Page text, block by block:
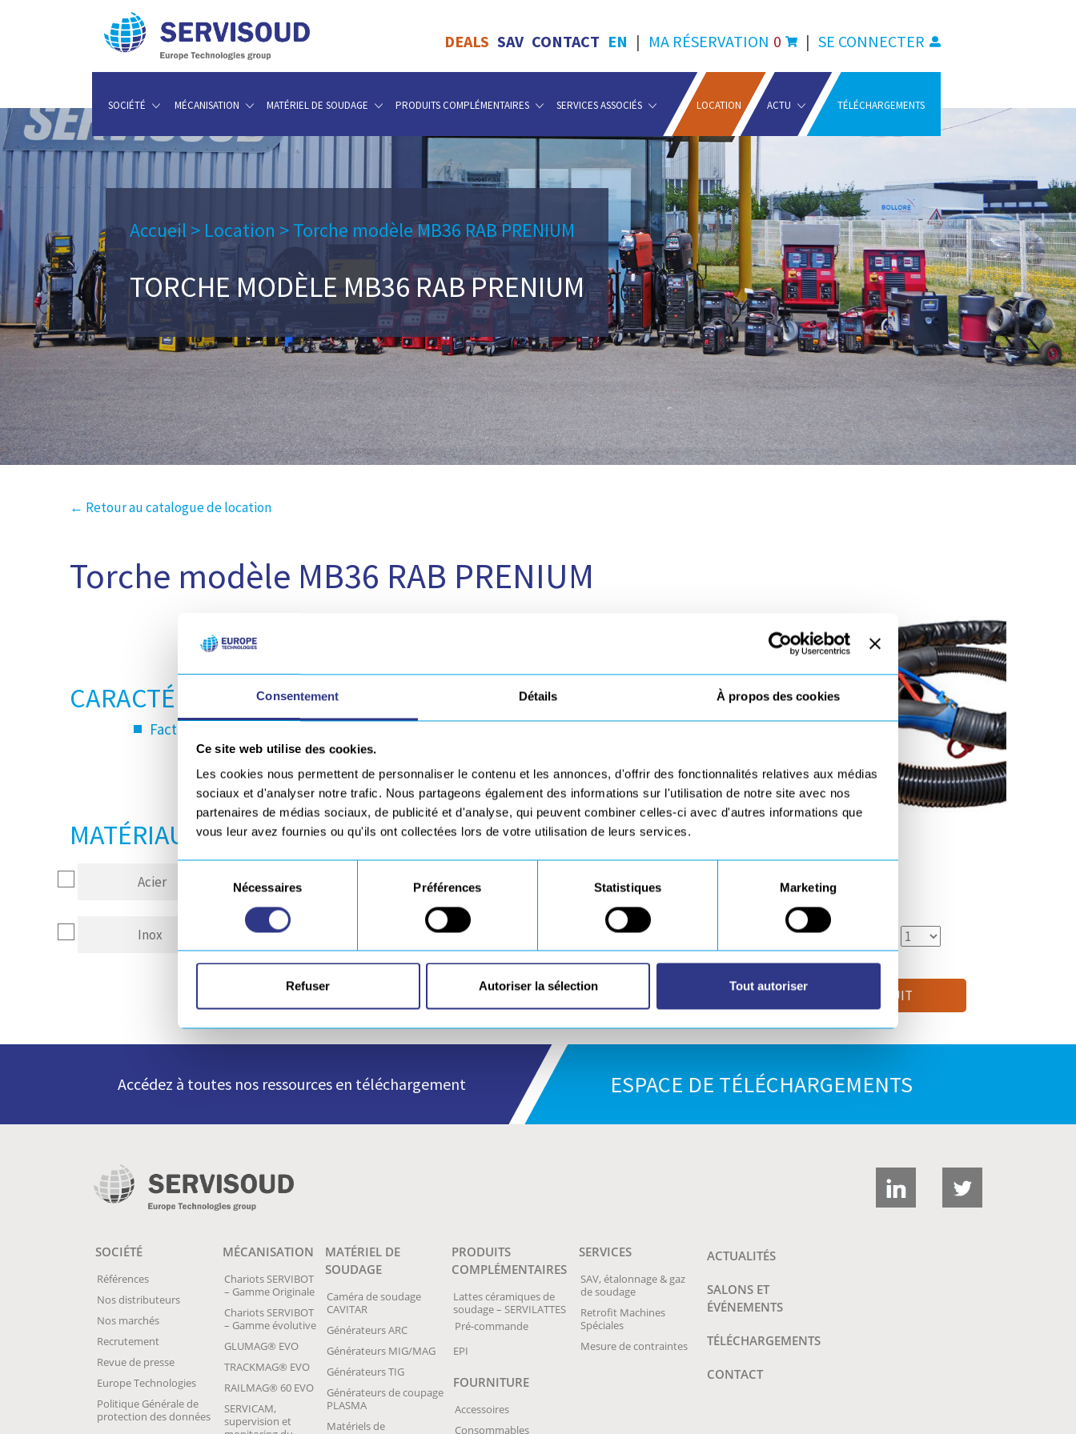
Consentement Détails À propos des cookies
Ce site web utilise des cookies.
Les cookies nous permettent de personnaliser le contenu et les annonces, d'offrir des fonctionnalités relatives aux médias
sociaux et d'analyser notre trafic. Nous partageons également des informations sur l'utilisation de notre site avec nos
partenaires de médias sociaux, de publicité et d'analyse, qui peuvent combiner celles-ci avec d'autres informations que
vous leur avez fournies ou qu'ils ont collectées lors de votre utilisation de leurs services.
consentement
Nécessaires Préférences Statistiques Marketing
Refuser Autoriser la sélection Tout autoriser
EN
DEALS SAV CONTACT | MA RÉSERVATION 0 | SE CONNECTER
SOCIÉTÉ MÉCANISATION MATÉRIEL DE SOUDAGE PRODUITS COMPLÉMENTAIRES SERVICES ASSOCIÉS LOCATION ACTU TÉLÉCHARGEMENTS
Accueil> Location >Torche modèle MB36 RAB PRENIUM
TORCHE MODÈLE MB36 RAB PRENIUM
← Retour au catalogue de location
Torche modèle MB36 RAB PRENIUM
Quantité selectionnée :
LOUER CE PRODUIT
CARACTÉRISTIQUES
Facteur de marche :
MATÉRIAUX SOUDABLES
Acier
Inox
Accédez à toutes nos ressources en téléchargement ESPACE DE TÉLÉCHARGEMENTS
SOCIÉTÉ
Références
Nos distributeurs
Nos marchés
Recrutement
Revue de presse
Europe Technologies
Politique Générale de
protection des données
MÉCANISATION
Chariots SERVIBOT
– Gamme Originale
Chariots SERVIBOT
– Gamme évolutive
GLUMAG® EVO
TRACKMAG® EVO
RAILMAG® 60 EVO
SERVICAM,
supervision et
MATÉRIEL DE
SOUDAGE
Caméra de soudage
CAVITAR
Générateurs ARC
Générateurs MIG/MAG
Générateurs TIG
Générateurs de coupage
PLASMA
Matériels de
PRODUITS
COMPLÉMENTAIRES
Lattes céramiques de
soudage – SERVILATTES
Pré-commande
EPI
FOURNITURE
Accessoires
Consommables
SERVICES
SAV, étalonnage & gaz
de soudage
Retrofit Machines
Spéciales
Mesure de contraintes
ACTUALITÉS
SALONS ET
ÉVÉNEMENTS
TÉLÉCHARGEMENTS
CONTACT